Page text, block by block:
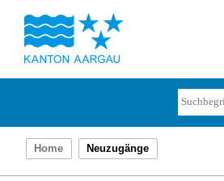
Home Neuzugänge